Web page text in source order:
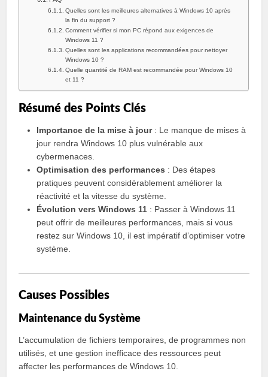
Quelles sont les meilleures alternatives à Windows 10 après
la fin du support ?
Comment vérifier si mon PC répond aux exigences de
Windows 11 ?
Quelles sont les applications recommandées pour nettoyer
Windows 10 ?
Quelle quantité de RAM est recommandée pour Windows 10
et 11 ?
Résumé des Points Clés
Importance de la mise à jour: Le manque de mises à
jour rendra Windows 10 plus vulnérable aux
cybermenaces.
Optimisation des performances : Des étapes
pratiques peuvent considérablement améliorer la
réactivité et la vitesse du système.
Évolution vers Windows 11 : Passer à Windows 11
peut offrir de meilleures performances, mais si vous
restez sur Windows 10, il est impératif d’optimiser votre
système.
Causes Possibles
Maintenance du Système
L’accumulation de fichiers temporaires, de programmes non
utilisés, et une gestion inefficace des ressources peut
affecter les performances de Windows 10.